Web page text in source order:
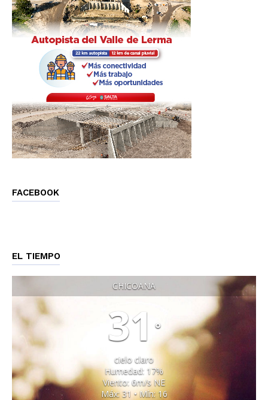
FACEBOOK
EL TIEMPO
CHICOANA
31 °
cielo claro
Humedad: 17%
Viento: 6m/s NE
Máx: 31 • Mín: 16